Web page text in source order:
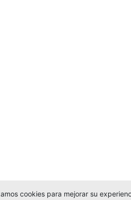
cookies para mejorar su